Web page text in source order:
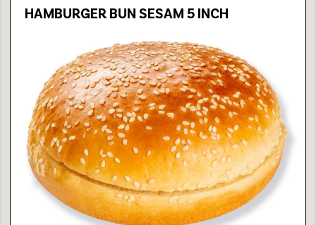
HAMBURGER BUN SESAM 5 INCH